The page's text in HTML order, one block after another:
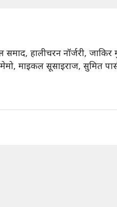
हालीचरन नॉर्जरी, जाकिर
मेमो, माइकल सूसाइराज, सुमित